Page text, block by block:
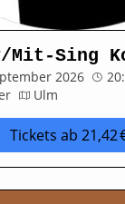
Mit-Sing
2026
Ulm
Tickets ab 21,42